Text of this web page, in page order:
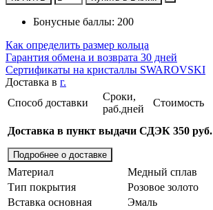
Бонусные баллы: 200
Как определить размер кольца
Гарантия обмена и возврата 30 дней
Сертификаты на кристаллы SWAROVSKI
Доставка в г.
Способ доставки
Сроки,
раб.дней
Стоимость
Доставка в пункт выдачи СДЭК 350 руб.
Подробнее о доставке
Материал
Медный сплав
Тип покрытия
Розовое золото
Вставка основная
Эмаль